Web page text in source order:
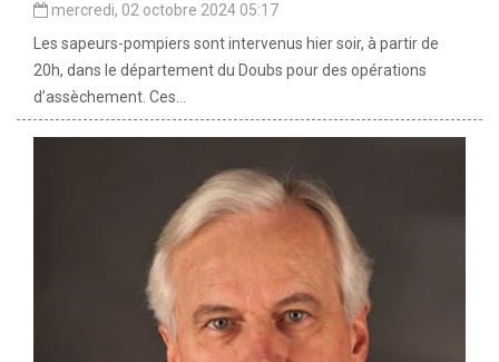
mercredi, 02 octobre 2024 05:17
Les sapeurs-pompiers sont intervenus hier soir, à partir de
20h, dans le département du Doubs pour des opérations
d’assèchement. Ces...